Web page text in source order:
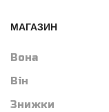
МАГАЗИН
Вона
Він
Знижки